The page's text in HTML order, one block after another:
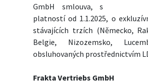
GmbH smlouva, s
platností od 1.1.2025, o
stávajících trzích (Německo,
Belgie, Nizozemsko,
obsluhovaných prostřednictvím
Frakta Vertriebs GmbH